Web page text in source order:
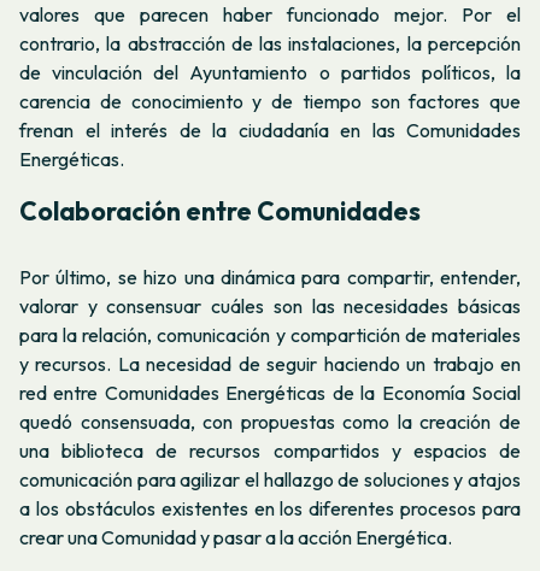
valores que parecen haber funcionado mejor. Por el
contrario, la abstracción de las instalaciones, la percepción
de vinculación del Ayuntamiento o partidos políticos, la
carencia de conocimiento y de tiempo son factores que
frenan el interés de la ciudadanía en las Comunidades
Energéticas.
Colaboración entre Comunidades
Por último, se hizo una dinámica para compartir, entender,
valorar y consensuar cuáles son las necesidades básicas
para la relación, comunicación y compartición de materiales
y recursos. La necesidad de seguir haciendo un trabajo en
red entre Comunidades Energéticas de la Economía Social
quedó consensuada, con propuestas como la creación de
una biblioteca de recursos compartidos y espacios de
comunicación para agilizar el hallazgo de soluciones y atajos
a los obstáculos existentes en los diferentes procesos para
crear una Comunidad y pasar a la acción Energética.